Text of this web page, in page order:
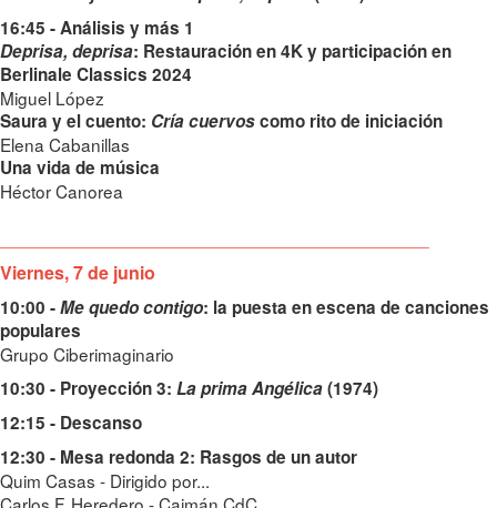
16:45 - Análisis y más 1
Deprisa, deprisa: Restauración en 4K y participación en
Berlinale Classics 2024
Miguel López
Saura y el cuento: Cría cuervoscomo rito de iniciación
Elena Cabanillas
Una vida de música
Héctor Canorea
Viernes, 7 de junio
10:00 -Me quedo contigo: la puesta en escena de canciones
populares
Grupo Ciberimaginario
10:30 - Proyección 3: La prima Angélica(1974)
12:15 - Descanso
12:30 - Mesa redonda 2: Rasgos de un autor
Quim Casas - Dirigido por...